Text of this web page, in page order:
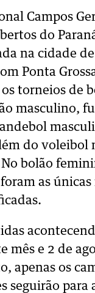
Campos
do
na cidade de
Ponta
torneios de
masculino,
do voleibol
bolão
as únicas
mês e 2 de
apenas os
seguirão para